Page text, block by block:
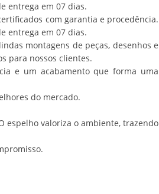
entrega em 07 dias.
com garantia e procedência.
entrega em 07 dias.
montagens de peças, desenhos e
para nossos clientes.
e um acabamento que forma uma
do mercado.
espelho valoriza o ambiente, trazendo